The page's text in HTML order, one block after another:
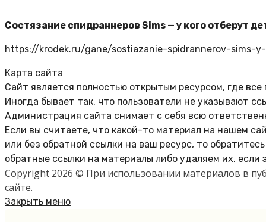
Состязание спидраннеров Sims — у кого отберут
https://krodek.ru/gane/sostiazanie-spidrannerov-sims-
Карта сайта
Сайт является полностью открытым ресурсом, где
Иногда бывает так, что пользователи не указывают
Администрация сайта снимает с себя всю
Если вы считаете, что какой-то материал на нашем
или без обратной ссылки на ваш ресурс, то
обратные ссылки на материалы либо удаляем их, если
Copyright 2026 © При использовании материалов в
сайте.
Закрыть меню